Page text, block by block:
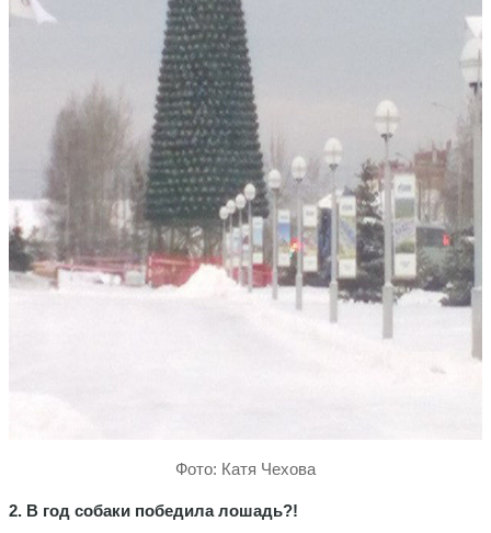
Фото: Катя Чехова
2. В год собаки победила лошадь?!